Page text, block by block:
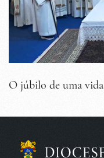
O júbilo de uma